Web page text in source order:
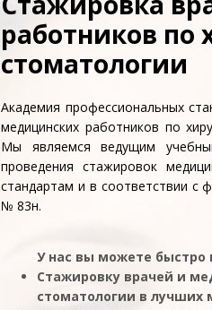
работников по
стоматологии
Академия профессиональных
медицинских работников по
Мы являемся ведущим
проведения стажировок
стандартам и в соответствии
№ 83н.
У нас вы можете быстро
Стажировку врачей и
стоматологии в лучших